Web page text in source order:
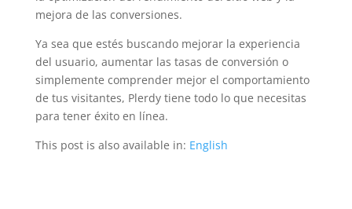
mejora de las conversiones.
Ya sea que estés buscando mejorar la experiencia
del usuario, aumentar las tasas de conversión o
simplemente comprender mejor el comportamiento
de tus visitantes, Plerdy tiene todo lo que necesitas
para tener éxito en línea.
This post is also available in: English